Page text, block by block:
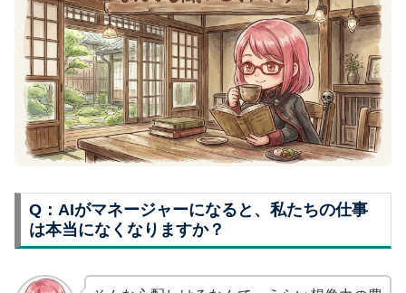
Q：AIがマネージャーになると、私たちの仕事
は本当になくなりますか？